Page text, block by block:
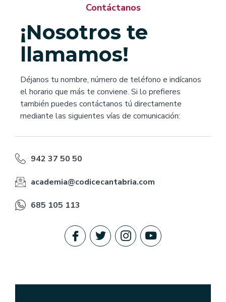
Contáctanos
¡Nosotros te
llamamos!
Déjanos tu nombre, número de teléfono e indícanos
el horario que más te conviene. Si lo prefieres
también puedes contáctanos tú directamente
mediante las siguientes vías de comunicación:
942 37 50 50
academia@codicecantabria.com
685 105 113